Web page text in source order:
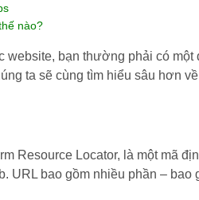
nào?
website, bạn thường phải có
ta sẽ cùng tìm hiểu sâu hơn
Resource Locator, là một mã
URL bao gồm nhiều phần –